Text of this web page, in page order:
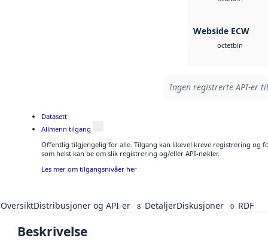
Webside ECW
octetbin
Ingen registrerte API-er
Datasett
Allmenn tilgang
Offentlig tilgjengelig for alle. Tilgang kan likevel kreve registrering og
som helst kan be om slik registrering og/eller API-nøkler.
Les mer om tilgangsnivåer her
OversiktDistribusjoner og API-er 8 DetaljerDiskusjoner 0 RDF
Beskrivelse